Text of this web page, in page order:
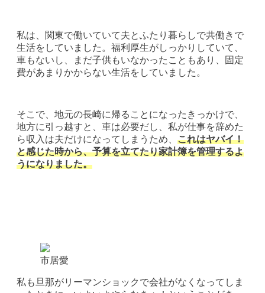
私は、関東で働いていて夫とふたり暮らしで共働きで
生活をしていました。福利厚生がしっかりしていて、
車もないし、まだ子供もいなかったこともあり、固定
費があまりかからない生活をしていました。
そこで、地元の長崎に帰ることになったきっかけで、
地方に引っ越すと、車は必要だし、私が仕事を辞めた
ら収入は夫だけになってしまうため、 これはヤバイ！
と感じた時から、予算を立てたり家計簿を管理するよ
うになりました。
市居愛
私も旦那がリーマンショックで会社がなくなってしま